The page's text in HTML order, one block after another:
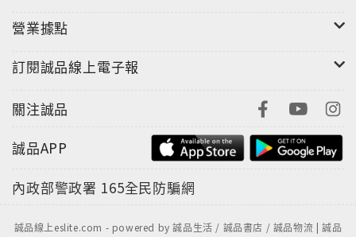
營業據點
訂閱誠品線上電子報
關注誠品
誠品APP
內政部警政署 165全民防騙網
誠品線上eslite.com - powered by 誠品生活 / 誠品書店 / 誠品物流 | 誠品